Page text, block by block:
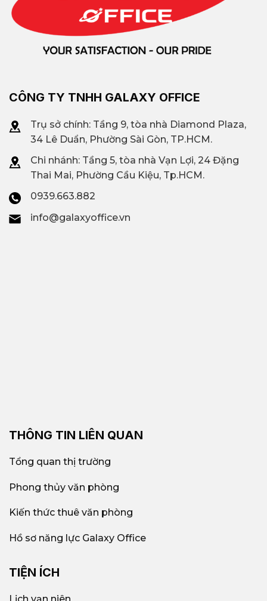
CÔNG TY TNHH GALAXY OFFICE
Trụ sở chính: Tầng 9, tòa nhà Diamond Plaza,
34 Lê Duẩn, Phường Sài Gòn, TP.HCM.
Chi nhánh: Tầng 5, tòa nhà Vạn Lợi, 24 Đặng
Thai Mai, Phường Cầu Kiệu, Tp.HCM.
0939.663.882
info@galaxyoffice.vn
THÔNG TIN LIÊN QUAN
Tổng quan thị trường
Phong thủy văn phòng
Kiến thức thuê văn phòng
Hồ sơ năng lực Galaxy Office
TIỆN ÍCH
Lịch vạn niên